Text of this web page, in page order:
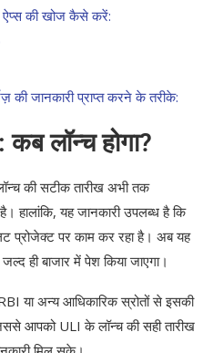
की खोज कैसे करें:
की जानकारी प्राप्त करने के तरीके:
लॉन्च होगा?
की सटीक तारीख अभी तक
हालांकि, यह जानकारी उपलब्ध है कि
प्रोजेक्ट पर काम कर रहा है। अब यह
ही बाजार में पेश किया जाएगा।
या अन्य आधिकारिक स्रोतों से इसकी
आपको ULI के लॉन्च की सही तारीख